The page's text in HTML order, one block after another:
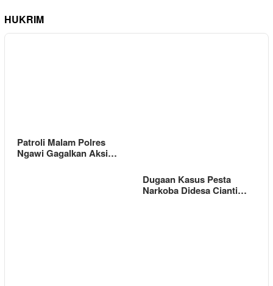
HUKRIM
Patroli Malam Polres
Ngawi Gagalkan Aksi…
Dugaan Kasus Pesta
Narkoba Didesa Cianti…